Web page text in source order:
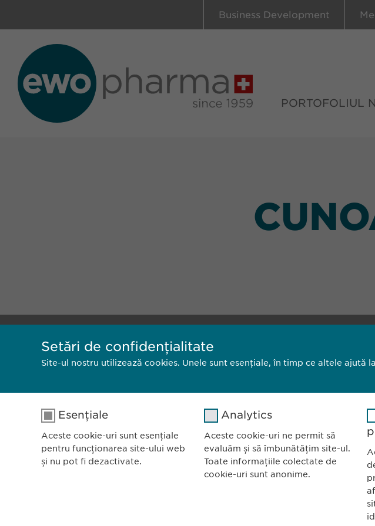
Business Development
PORTOFOLIUL
Scara B, etaj 1, Sector 1
România
Politica de confidențialitate Politica privind modulele
Setări de confidențialitate
Site-ul nostru utilizează cookies. Unele sunt esențiale, în timp ce altele
Esențiale
Aceste cookie-uri sunt esențiale
pentru funcționarea site-ului web
și nu pot fi dezactivate.
Analytics
Aceste cookie-uri ne permit să
evaluăm și să îmbunătățim site-ul.
Toate informațiile colectate de
cookie-uri sunt anonime.